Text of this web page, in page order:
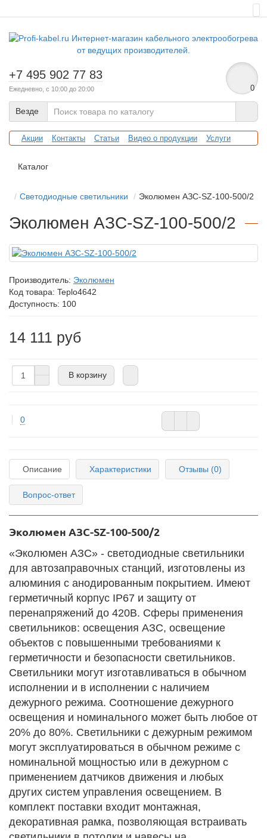
+7 495 902 77 83
Ежедневно, с 10:00 до 20:00 0
Везде
Акции Контакты Статьи Видео о продукции Услуги
Каталог
Светодиодные светильники Эколюмен АЗС-SZ-100-500/2
Эколюмен АЗС-SZ-100-500/2
Производитель: Эколюмен
Код товара: Teplo4642
Доступность: 100
14 111 руб
В корзину
0
Описание Характеристики Отзывы (0)
Вопрос-ответ
Эколюмен АЗС-SZ-100-500/2
«Эколюмен АЗС» - светодиодные светильники
для автозаправочных станций, изготовлены из
алюминия с анодированным покрытием. Имеют
герметичный корпус IP67 и защиту от
перенапряжений до 420В. Сферы применения
светильников: освещения АЗС, освещение
объектов с повышенными требованиями к
герметичности и безопасности светильников.
Светильники могут изготавливаться в обычном
исполнении и в исполнении с наличием
дежурного режима. Соотношение дежурного
освещения и номинального может быть любое от
20% до 80%. Светильники с дежурным режимом
могут эксплуатироваться в обычном режиме с
номинальной мощностью или в дежурном с
применением датчиков движения и любых
других систем управления освещением. В
комплект поставки входит монтажная,
декоративная рамка, позволяющая встраивать